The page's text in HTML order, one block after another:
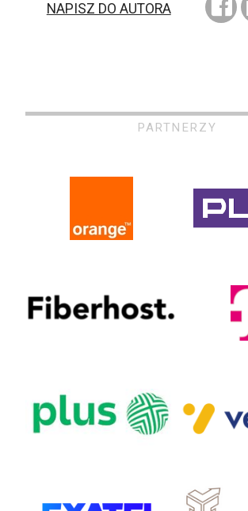
NAPISZ DO AUTORA
PARTNERZY